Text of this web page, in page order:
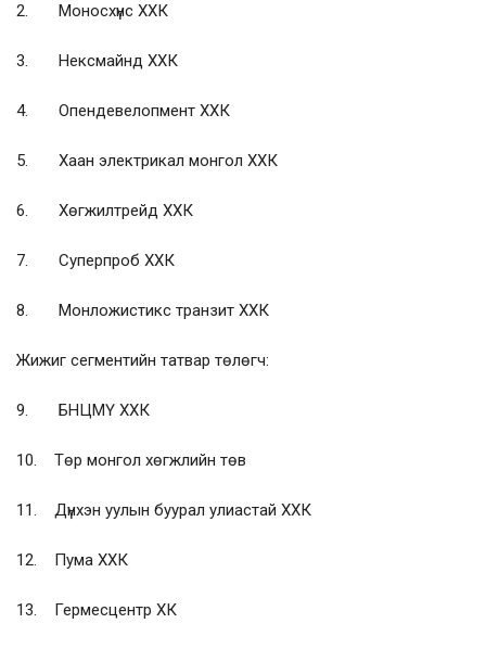
2. Моносхүнс ХХК
3. Нексмайнд ХХК
4. Опендевелопмент ХХК
5. Хаан электрикал монгол ХХК
6. Хөгжилтрейд ХХК
7. Суперпроб ХХК
8. Монложистикс транзит ХХК
Жижиг сегментийн татвар төлөгч:
9. БНЦМҮ ХХК
10. Төр монгол хөгжлийн төв
11. Дүнхэн уулын буурал улиастай ХХК
12. Пума ХХК
13. Гермесцентр ХК